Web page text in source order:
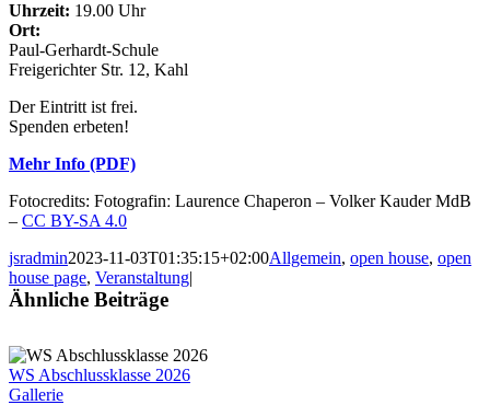
Uhrzeit: 19.00 Uhr
Ort:
Paul-Gerhardt-Schule
Freigerichter Str. 12, Kahl
Der Eintritt ist frei.
Spenden erbeten!
Mehr Info (PDF)
Fotocredits: Fotografinː Laurence Chaperon – Volker Kauder MdB
– CC BY-SA 4.0
jsradmin2023-11-03T01:35:15+02:00Allgemein, open house, open
house page, Veranstaltung|
Ähnliche Beiträge
WS Abschlussklasse 2026
Gallerie